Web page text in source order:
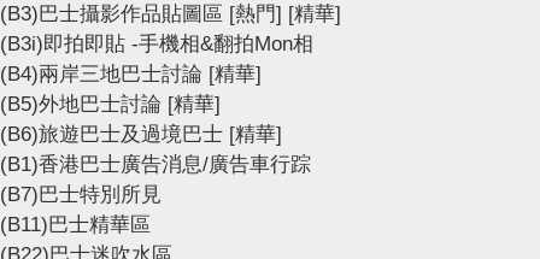
(B3)巴士攝影作品貼圖區 [熱門] [精華]
(B3i)即拍即貼 -手機相&翻拍Mon相
(B4)兩岸三地巴士討論 [精華]
(B5)外地巴士討論 [精華]
(B6)旅遊巴士及過境巴士 [精華]
(B1)香港巴士廣告消息/廣告車行踪
(B7)巴士特別所見
(B11)巴士精華區
(B22)巴士迷吹水區